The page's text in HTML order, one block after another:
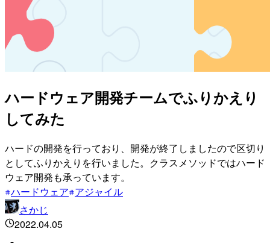
ハードウェア開発チームでふりかえり
してみた
ハードの開発を行っており、開発が終了しましたので区切り
としてふりかえりを行いました。クラスメソッドではハード
ウェア開発も承っています。
ハードウェア アジャイル
さかじ
2022.04.05